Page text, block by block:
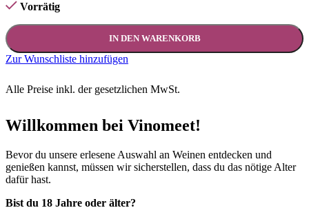
Vorrätig
IN DEN WARENKORB
Zur Wunschliste hinzufügen
Alle Preise inkl. der gesetzlichen MwSt.
Willkommen bei Vinomeet!
Bevor du unsere erlesene Auswahl an Weinen entdecken und
genießen kannst, müssen wir sicherstellen, dass du das nötige Alter
dafür hast.
Bist du 18 Jahre oder älter?